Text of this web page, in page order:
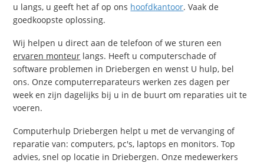
u langs, u geeft het af op ons hoofdkantoor. Vaak de
goedkoopste oplossing.
Wij helpen u direct aan de telefoon of we sturen een
ervaren monteur langs. Heeft u computerschade of
software problemen in Driebergen en wenst U hulp, bel
ons. Onze computerreparateurs werken zes dagen per
week en zijn dagelijks bij u in de buurt om reparaties uit te
voeren.
Computerhulp Driebergen helpt u met de vervanging of
reparatie van: computers, pc's, laptops en monitors. Top
advies, snel op locatie in Driebergen. Onze medewerkers